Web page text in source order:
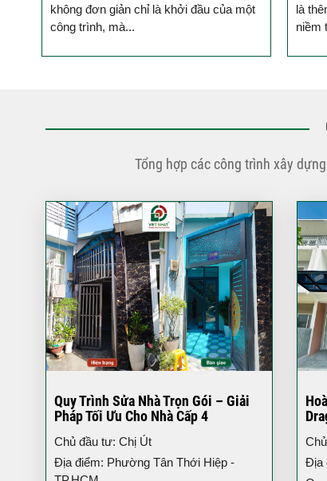
không đơn giản chỉ là khởi đầu của một
công trình, mà...
là
niềm
Tổng hợp các công trình xây
Quy Trình Sửa Nhà Trọn Gói – Giải
Pháp Tối Ưu Cho Nhà Cấp 4
Chủ đầu tư: Chị Út
Địa điểm: Phường Tân Thới Hiệp -
Địa